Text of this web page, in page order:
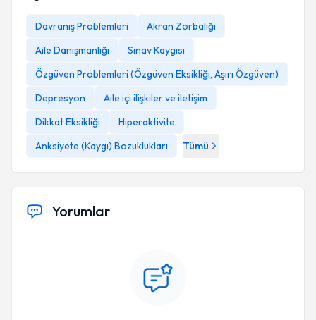
Davranış Problemleri
Akran Zorbalığı
Aile Danışmanlığı
Sınav Kaygısı
Özgüven Problemleri (Özgüven Eksikliği, Aşırı Özgüven)
Depresyon
Aile içi ilişkiler ve iletişim
Dikkat Eksikliği
Hiperaktivite
Anksiyete (Kaygı) Bozuklukları
Tümü
Yorumlar